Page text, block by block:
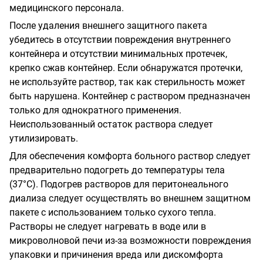
медицинского персонала.
После удаления внешнего защитного пакета
убедитесь в отсутствии повреждения внутреннего
контейнера и отсутствии минимальных протечек,
крепко сжав контейнер. Если обнаружатся протечки,
не используйте раствор, так как стерильность может
быть нарушена. Контейнер с раствором предназначен
только для однократного применения.
Неиспользованный остаток раствора следует
утилизировать.
Для обеспечения комфорта больного раствор следует
предварительно подогреть до температуры тела
(37°С). Подогрев растворов для перитонеального
диализа следует осуществлять во внешнем защитном
пакете с использованием только сухого тепла.
Растворы не следует нагревать в воде или в
микроволновой печи из-за возможности повреждения
упаковки и причинения вреда или дискомфорта